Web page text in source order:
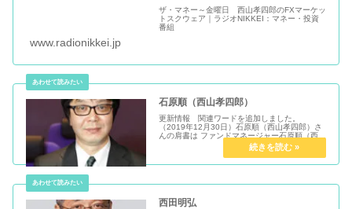
ザ・マネー～金曜日 西山孝四郎のFXマーケッ
トスクウェア｜ラジオNIKKEI：マネー・投資
番組
www.radionikkei.jp
石原順（西山孝四郎）
更新情報 関連ワードを追加しました。
（2019年12月30日）石原順（西山孝四郎）さ
んの肩書は ファンドマネージャー石原順（西山
孝四郎）さんの略歴・現在の活動は1986年証
券会社に入社、その後通貨先物、債券、株式、
西田明弘